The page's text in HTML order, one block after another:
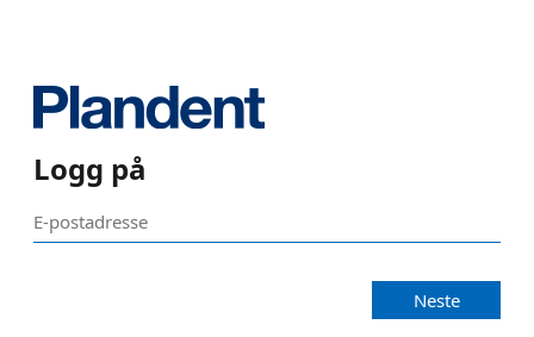
Logg på
Neste